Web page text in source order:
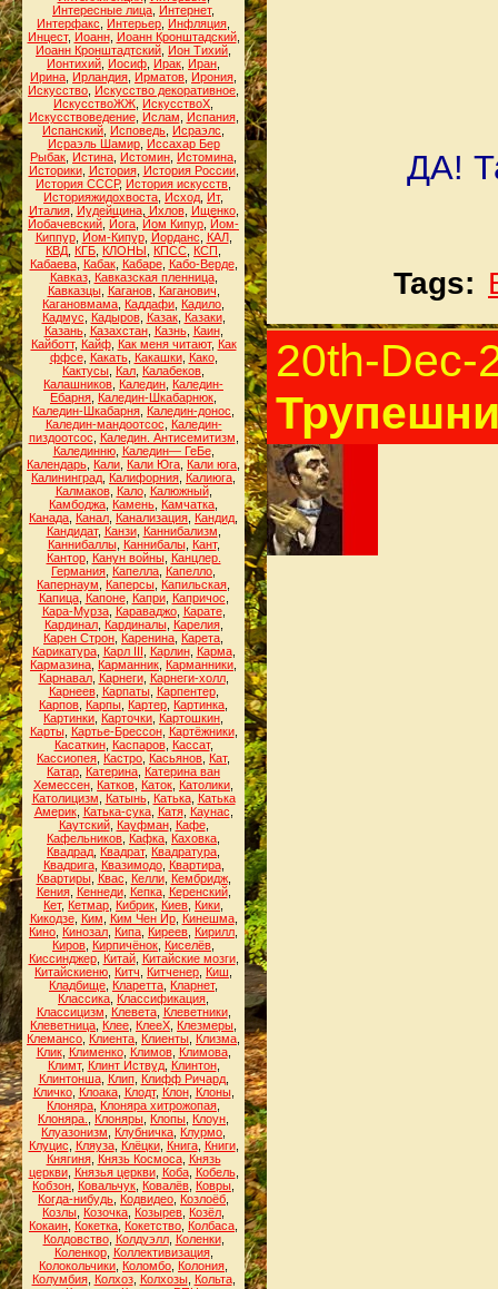
Интересные лица Интернет,
Интерфакс
Интерьер Инфляция
Инцест, Иоанн, Иоанн Кронштадский,
Иоанн Кронштадтский Ион Тихий
Ионтихий Иосиф Ирак Иран
Ирина Ирландия Ирматов Ирония
Искусство Искусство декоративное
ИскусствоЖЖ ИскусствоХ
Искусствоведение, Ислам Испания,
Испанский Исповедь Исраэлс
Исраэль Шамир, Иссахар Бер
Рыбак Истина Истомин Истомина
Историки, История, История России,
История СССР, История искусств
Историяжидохвоста Исход Ит,
Италия, Иудейщина, Ихлов, Ищенко,
Йобачевский Йога Йом Кипур Йом-
Киппур, Йом-Кипур, Йорданс КАЛ,
КВД КГБ КЛОНЫ КПСС КСП
Кабаева, Кабак, Кабаре, Кабо-Верде,
Кавказ, Кавказская пленница,
Кавказцы, Каганов, Каганович
Кагановмама Каддафи Кадило
Кадмус
Кадыров, Казак, Казаки,
Казань, Казахстан, Казнь, Каин,
Кайботт, Кайф, Как меня читают, Как
ффсе, Какать, Какашки, Како,
Кактусы Кал Калабеков
Калашников Каледин Каледин-
Ебарня Каледин-Шкабарнюк
Каледин-Шкабарня Каледин-донос
Каледин-мандоотсос
Каледин-
пиздоотсос
Каледин. Антисемитизм
Калединню, Каледин— ГеБе,
Календарь Кали Кали Юга Кали юга
Калининград Калифорния Калиюга
Калмаков, Кало, Калюжный,
Камбоджа Камень Камчатка
Канада Канал Канализация Кандид
Кандидат, Канзи, Каннибализм
Каннибаллы, Каннибалы, Кант,
Кантор, Канун войны, Канцлер.
Германия Капелла Капелло
Капернаум
Каперсы Капильская
Капица, Капоне, Капри, Капричос
Кара-Мурза, Караваджо, Карате,
Кардинал, Кардиналы, Карелия,
Карен Строн Каренина Карета
Карикатура, Карл III Карлин, Карма,
Кармазина Карманник Карманники
Карнавал, Карнеги, Карнеги-холл,
Карнеев, Карпаты, Карпентер,
Карпов Карпы Картер Картинка
Картинки Карточки Картошкин
Карты, Картье-Брессон, Картёжники,
Касаткин, Каспаров, Кассат,
Кассиопея Кастро Касьянов Кат,
Катар Катерина Катерина ван
Хемессен Катков Каток Католики
Католицизм
Катынь, Катька, Катька
Америк, Катька-сука, Катя, Каунас
Каутский, Кауфман, Кафе,
Кафельников Кафка Каховка
Квадрад Квадрат, Квадратура
Квадрига, Квазимодо, Квартира,
Квартиры, Квас Келли, Кембридж,
Кения, Кеннеди, Кепка, Керенский,
Кет, Кетмар Кибрик Киев Кики
Кикодзе, Ким Ким Чен Ир, Кинешма,
Кино Кинозал Кипа Киреев Кирилл
Киров Кирпичёнок Киселёв
Киссинджер, Китай, Китайские мозги,
Китайскиеню Китч Китченер Киш
Кладбище Кларетта Кларнет,
Классика Классификация
Классицизм
Клевета, Клеветники,
Клеветница Клее КлееХ Клезмеры
Клемансо Клиента Клиенты Клизма
Клик, Клименко, Климов, Климова,
Климт, Клинт Иствуд, Клинтон,
Клинтонша, Клип, Клифф Ричард,
Кличко, Клоака, Клодт, Клон, Клоны,
Клоняра Клоняра хитрожопая
Клоняра.
Клоняры Клопы Клоун
Клуазонизм
Клубничка Клурмо
Клуцис
Кляуза, Клёцки, Книга, Книги,
Княгиня, Князь Космоса, Князь
церкви, Князья церкви, Коба, Кобель,
Кобзон Ковальчук Ковалёв Ковры
Когда-нибудь Кодвидео Козлоёб
Козлы Козочка Козырев Козёл
Кокаин Кокетка Кокетство Колбаса
Колдовство, Колдуэлл, Коленки,
Коленкор, Коллективизация,
Колокольчики Коломбо Колония
Колумбия, Колхоз, Колхозы, Кольта,
ДА!
Tags:
20th-Dec-